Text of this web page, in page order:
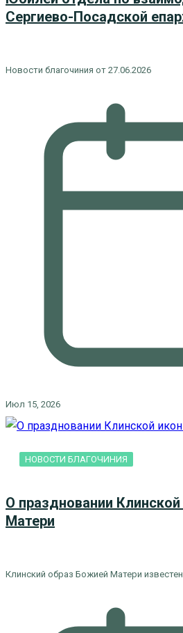
Сергиево-Посадской
Новости благочиния от 27.06.2026
Июл 15, 2026
НОВОСТИ БЛАГОЧИНИЯ
О праздновании
Матери
Клинский образ Божией Матери